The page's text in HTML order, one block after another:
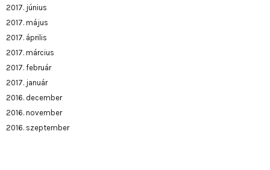
2017. június
2017. május
2017. április
2017. március
2017. február
2017. január
2016. december
2016. november
2016. szeptember